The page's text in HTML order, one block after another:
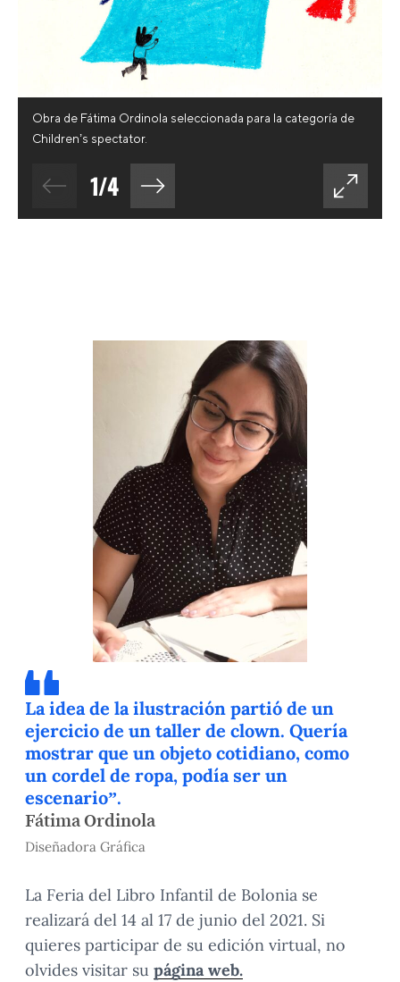
Obra de Fátima Ordinola seleccionada para la categoría de
Children’s spectator.
1/4
La idea de la ilustración partió de un
ejercicio de un taller de clown. Quería
mostrar que un objeto cotidiano, como
un cordel de ropa, podía ser un
escenario”.
Fátima Ordinola
Diseñadora Gráfica
La Feria del Libro Infantil de Bolonia se
realizará del 14 al 17 de junio del 2021. Si
quieres participar de su edición virtual, no
olvides visitar su página web.